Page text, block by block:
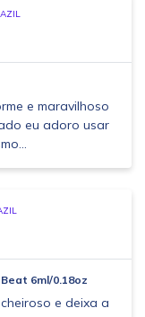
e maravilhoso
eu adoro usar
6ml/0.18oz
e deixa a